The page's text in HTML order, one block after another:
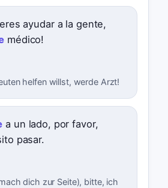
ayudar a la gente,
médico!
helfen willst, werde Arzt!
a un lado, por favor,
pasar.
dich zur Seite), bitte, ich